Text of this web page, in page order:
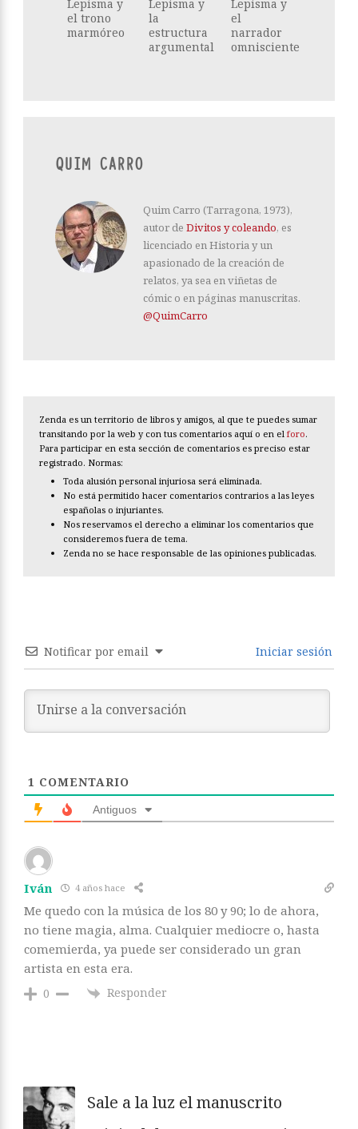
Lepisma y
el trono
marmóreo
Lepisma y
la
estructura
argumental
Lepisma y
el
narrador
omnisciente
QUIM CARRO
Quim Carro (Tarragona, 1973),
autor de Divitos y coleando, es
licenciado en Historia y un
apasionado de la creación de
relatos, ya sea en viñetas de
cómic o en páginas manuscritas.
@QuimCarro
Zenda es un territorio de libros y amigos, al que te puedes sumar
transitando por la web y con tus comentarios aquí o en el foro.
Para participar en esta sección de comentarios es preciso estar
registrado. Normas:
Toda alusión personal injuriosa será eliminada.
No está permitido hacer comentarios contrarios a las leyes
españolas o injuriantes.
Nos reservamos el derecho a eliminar los comentarios que
consideremos fuera de tema.
Zenda no se hace responsable de las opiniones publicadas.
Notificar por email Iniciar sesión
1 COMENTARIO
Antiguos
Iván 4 años hace
Me quedo con la música de los 80 y 90; lo de ahora,
no tiene magia, alma. Cualquier mediocre o, hasta
comemierda, ya puede ser considerado un gran
artista en esta era.
0 Responder
Sale a la luz el manuscrito